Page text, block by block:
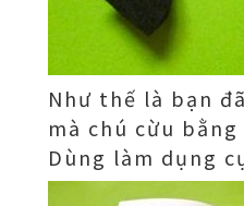
Như thế là bạn
mà chú cừu
Dùng làm dụng